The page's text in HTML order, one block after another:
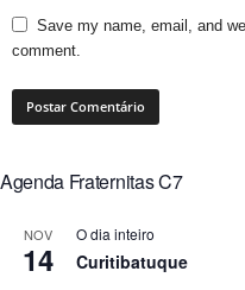
Save my name, email, and
comment.
Agenda Fraternitas C7
NOV
14
O dia inteiro
Curitibatuque